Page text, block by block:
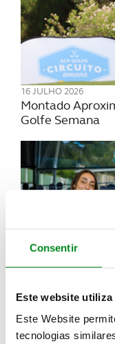
Consentir
Este website utiliza
Este Website
tecnologias
16 JULHO 2026
Montado
Golfe Semana
14 JULHO 2026
Tiago Costa